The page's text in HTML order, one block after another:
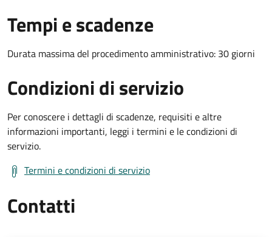
Tempi e scadenze
Durata massima del procedimento amministrativo: 30 giorni
Condizioni di servizio
Per conoscere i dettagli di scadenze, requisiti e altre
informazioni importanti, leggi i termini e le condizioni di
servizio.
Termini e condizioni di servizio
Contatti